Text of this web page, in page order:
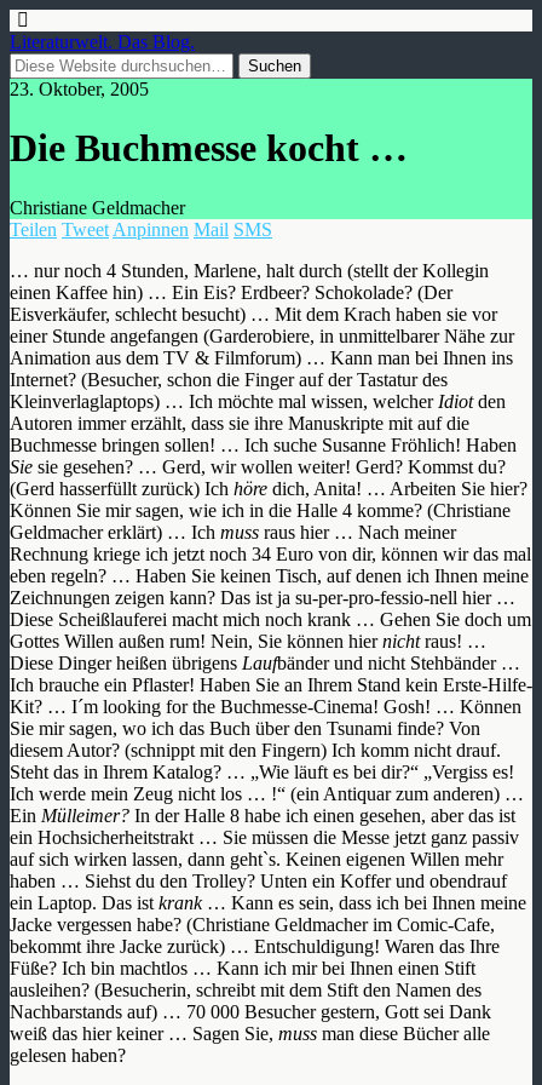
Literaturwelt. Das Blog.
23. Oktober, 2005
Die Buchmesse kocht …
Christiane Geldmacher
Teilen Tweet Anpinnen Mail SMS
… nur noch 4 Stunden, Marlene, halt durch (stellt der Kollegin
einen Kaffee hin) … Ein Eis? Erdbeer? Schokolade? (Der
Eisverkäufer, schlecht besucht) … Mit dem Krach haben sie vor
einer Stunde angefangen (Garderobiere, in unmittelbarer Nähe zur
Animation aus dem TV & Filmforum) … Kann man bei Ihnen ins
Internet? (Besucher, schon die Finger auf der Tastatur des
Kleinverlaglaptops) … Ich möchte mal wissen, welcher Idiotden
Autoren immer erzählt, dass sie ihre Manuskripte mit auf die
Buchmesse bringen sollen! … Ich suche Susanne Fröhlich! Haben
Sie sie gesehen? … Gerd, wir wollen weiter! Gerd? Kommst du?
(Gerd hasserfüllt zurück) Ich höre dich, Anita! … Arbeiten Sie hier?
Können Sie mir sagen, wie ich in die Halle 4 komme? (Christiane
Geldmacher erklärt) … Ich muss raus hier … Nach meiner
Rechnung kriege ich jetzt noch 34 Euro von dir, können wir das mal
eben regeln? … Haben Sie keinen Tisch, auf denen ich Ihnen meine
Zeichnungen zeigen kann? Das ist ja su-per-pro-fessio-nell hier …
Diese Scheißlauferei macht mich noch krank … Gehen Sie doch um
Gottes Willen außen rum! Nein, Sie können hiernichtraus! …
Diese Dinger heißen übrigens Laufbänder und nicht Stehbänder …
Ich brauche ein Pflaster! Haben Sie an Ihrem Stand kein Erste-Hilfe-
Kit? … I´m looking for the Buchmesse-Cinema! Gosh! … Können
Sie mir sagen, wo ich das Buch über den Tsunami finde? Von
diesem Autor? (schnippt mit den Fingern) Ich komm nicht drauf.
Steht das in Ihrem Katalog? … „Wie läuft es bei dir?“ „Vergiss es!
Ich werde mein Zeug nicht los … !“ (ein Antiquar zum anderen) …
Ein Mülleimer? In der Halle 8 habe ich einen gesehen, aber das ist
ein Hochsicherheitstrakt … Sie müssen die Messe jetzt ganz passiv
auf sich wirken lassen, dann geht`s. Keinen eigenen Willen mehr
haben … Siehst du den Trolley? Unten ein Koffer und obendrauf
ein Laptop. Das ist krank… Kann es sein, dass ich bei Ihnen meine
Jacke vergessen habe? (Christiane Geldmacher im Comic-Cafe,
bekommt ihre Jacke zurück) … Entschuldigung! Waren das Ihre
Füße? Ich bin machtlos … Kann ich mir bei Ihnen einen Stift
ausleihen? (Besucherin, schreibt mit dem Stift den Namen des
Nachbarstands auf) … 70 000 Besucher gestern, Gott sei Dank
weiß das hier keiner … Sagen Sie, muss man diese Bücher alle
gelesen haben?